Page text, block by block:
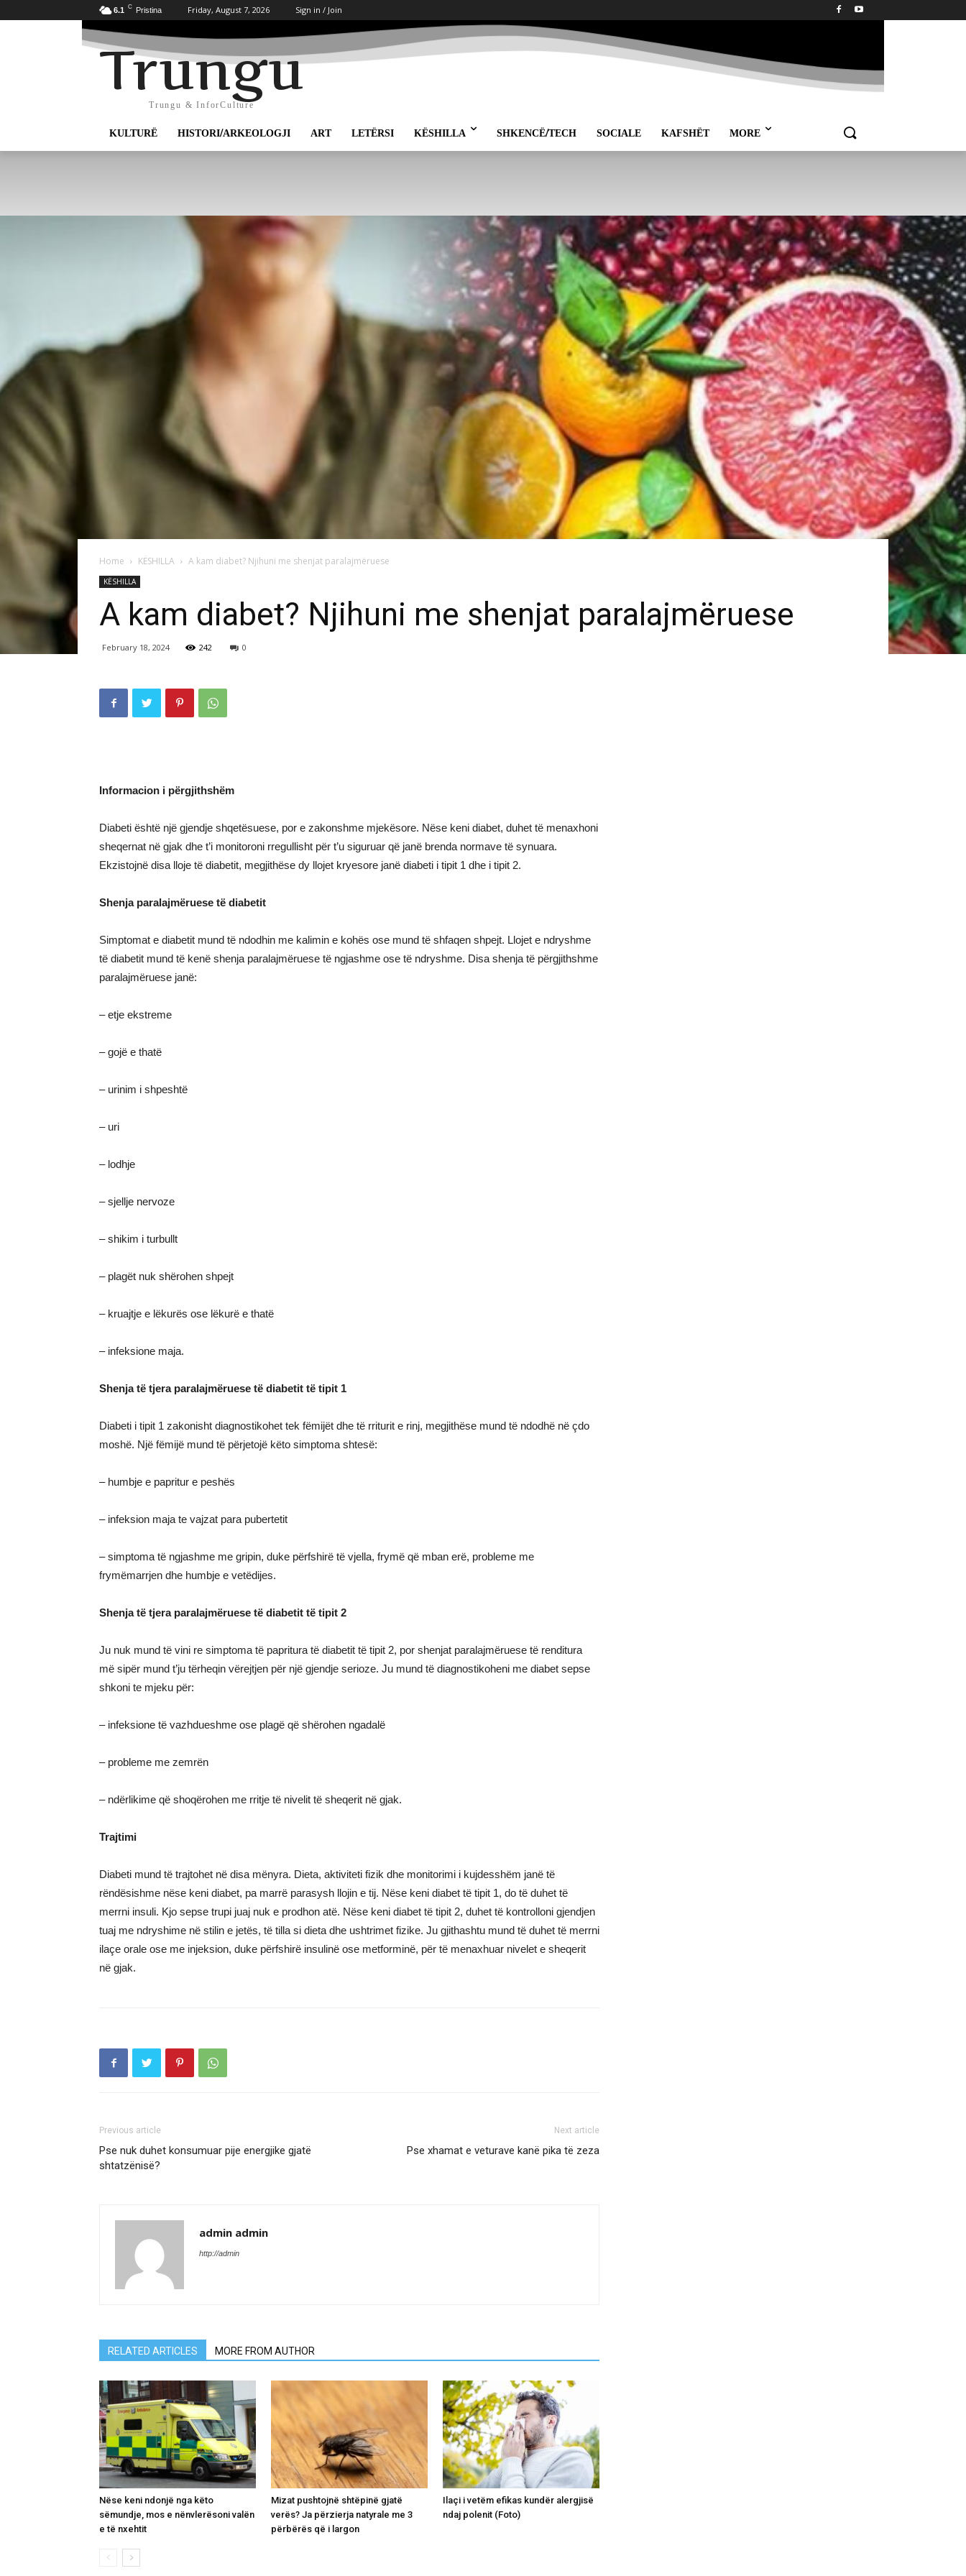
6.1 C Pristina Friday, August 7, 2026 Sign in / Join
Trungu
Trungu & InforCulture
KULTURË HISTORI/ARKEOLOGJI ART LETËRSI KËSHILLA SHKENCË/TECH SOCIALE KAFSHËT MORE
Home KËSHILLA A kam diabet? Njihuni me shenjat paralajmëruese
KËSHILLA
A kam diabet? Njihuni me shenjat paralajmëruese
February 18, 2024 242 0
Informacion i përgjithshëm
Diabeti është një gjendje shqetësuese, por e zakonshme mjekësore. Nëse keni diabet, duhet të menaxhoni
sheqernat në gjak dhe t’i monitoroni rregullisht për t’u siguruar që janë brenda normave të synuara.
Ekzistojnë disa lloje të diabetit, megjithëse dy llojet kryesore janë diabeti i tipit 1 dhe i tipit 2.
Shenja paralajmëruese të diabetit
Simptomat e diabetit mund të ndodhin me kalimin e kohës ose mund të shfaqen shpejt. Llojet e ndryshme
të diabetit mund të kenë shenja paralajmëruese të ngjashme ose të ndryshme. Disa shenja të përgjithshme
paralajmëruese janë:
– etje ekstreme
– gojë e thatë
– urinim i shpeshtë
– uri
– lodhje
– sjellje nervoze
– shikim i turbullt
– plagët nuk shërohen shpejt
– kruajtje e lëkurës ose lëkurë e thatë
– infeksione maja.
Shenja të tjera paralajmëruese të diabetit të tipit 1
Diabeti i tipit 1 zakonisht diagnostikohet tek fëmijët dhe të rriturit e rinj, megjithëse mund të ndodhë në çdo
moshë. Një fëmijë mund të përjetojë këto simptoma shtesë:
– humbje e papritur e peshës
– infeksion maja te vajzat para pubertetit
– simptoma të ngjashme me gripin, duke përfshirë të vjella, frymë që mban erë, probleme me
frymëmarrjen dhe humbje e vetëdijes.
Shenja të tjera paralajmëruese të diabetit të tipit 2
Ju nuk mund të vini re simptoma të papritura të diabetit të tipit 2, por shenjat paralajmëruese të renditura
më sipër mund t’ju tërheqin vërejtjen për një gjendje serioze. Ju mund të diagnostikoheni me diabet sepse
shkoni te mjeku për:
– infeksione të vazhdueshme ose plagë që shërohen ngadalë
– probleme me zemrën
– ndërlikime që shoqërohen me rritje të nivelit të sheqerit në gjak.
Trajtimi
Diabeti mund të trajtohet në disa mënyra. Dieta, aktiviteti fizik dhe monitorimi i kujdesshëm janë të
rëndësishme nëse keni diabet, pa marrë parasysh llojin e tij. Nëse keni diabet të tipit 1, do të duhet të
merrni insuli. Kjo sepse trupi juaj nuk e prodhon atë. Nëse keni diabet të tipit 2, duhet të kontrolloni gjendjen
tuaj me ndryshime në stilin e jetës, të tilla si dieta dhe ushtrimet fizike. Ju gjithashtu mund të duhet të merrni
ilaçe orale ose me injeksion, duke përfshirë insulinë ose metforminë, për të menaxhuar nivelet e sheqerit
në gjak.
Previous article
Pse nuk duhet konsumuar pije energjike gjatë
shtatzënisë?
Next article
Pse xhamat e veturave kanë pika të zeza
admin admin
http://admin
RELATED ARTICLES MORE FROM AUTHOR
Nëse keni ndonjë nga këto
sëmundje, mos e nënvlerësoni valën
e të nxehtit
Mizat pushtojnë shtëpinë gjatë
verës? Ja përzierja natyrale me 3
përbërës që i largon
Ilaçi i vetëm efikas kundër alergjisë
ndaj polenit (Foto)